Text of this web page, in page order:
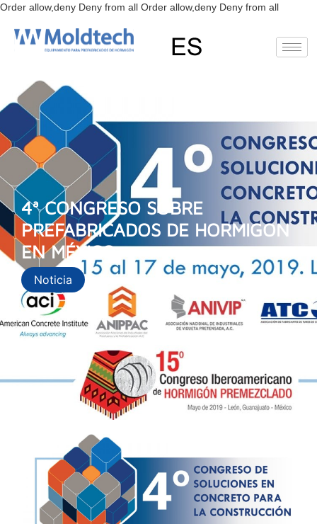
Order allow,deny Deny from all Order allow,deny Deny from allIr
4ª CONGRESO SOBRE
PREFABRICADOS DE HORMIGON
EN MÉXICO
Noticia